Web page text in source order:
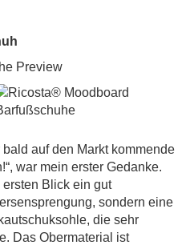
auf den Markt kommende
war mein erster Gedanke.
Blick ein gut
sondern eine
die sehr
Das Obermaterial ist